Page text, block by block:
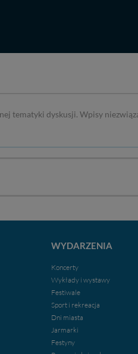
tematyki dyskusji. Wpisy
WYDARZENIA
Koncerty
Wykłady i wystawy
Festiwale
Sport i rekreacja
Dni miasta
Jarmarki
Festyny